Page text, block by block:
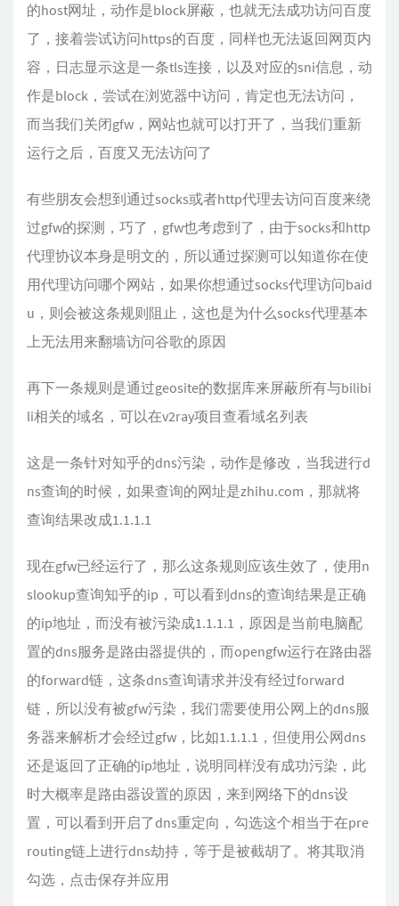
的host网址，动作是block屏蔽，也就无法成功访问百度
了，接着尝试访问https的百度，同样也无法返回网页内
容，日志显示这是一条tls连接，以及对应的sni信息，动
作是block，尝试在浏览器中访问，肯定也无法访问，
而当我们关闭gfw，网站也就可以打开了，当我们重新
运行之后，百度又无法访问了
有些朋友会想到通过socks或者http代理去访问百度来绕
过gfw的探测，巧了，gfw也考虑到了，由于socks和http
代理协议本身是明文的，所以通过探测可以知道你在使
用代理访问哪个网站，如果你想通过socks代理访问baid
u，则会被这条规则阻止，这也是为什么socks代理基本
上无法用来翻墙访问谷歌的原因
再下一条规则是通过geosite的数据库来屏蔽所有与bilibi
li相关的域名，可以在v2ray项目查看域名列表
这是一条针对知乎的dns污染，动作是修改，当我进行d
ns查询的时候，如果查询的网址是zhihu.com，那就将
查询结果改成1.1.1.1
现在gfw已经运行了，那么这条规则应该生效了，使用n
slookup查询知乎的ip，可以看到dns的查询结果是正确
的ip地址，而没有被污染成1.1.1.1，原因是当前电脑配
置的dns服务是路由器提供的，而opengfw运行在路由器
的forward链，这条dns查询请求并没有经过forward
链，所以没有被gfw污染，我们需要使用公网上的dns服
务器来解析才会经过gfw，比如1.1.1.1，但使用公网dns
还是返回了正确的ip地址，说明同样没有成功污染，此
时大概率是路由器设置的原因，来到网络下的dns设
置，可以看到开启了dns重定向，勾选这个相当于在pre
routing链上进行dns劫持，等于是被截胡了。将其取消
勾选，点击保存并应用